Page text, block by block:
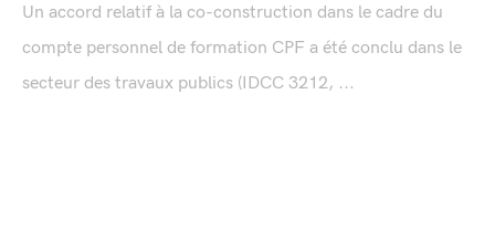
Un accord relatif à la co-construction dans le cadre du
compte personnel de formation CPF a été conclu dans le
secteur des travaux publics (IDCC 3212, ...